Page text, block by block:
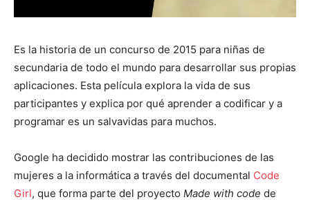
Es la historia de un concurso de 2015 para niñas de
secundaria de todo el mundo para desarrollar sus propias
aplicaciones. Esta película explora la vida de sus
participantes y explica por qué aprender a codificar y a
programar es un salvavidas para muchos.
Google ha decidido mostrar las contribuciones de las
mujeres a la informática a través del documental Code
Girl, que forma parte del proyecto Made with code de